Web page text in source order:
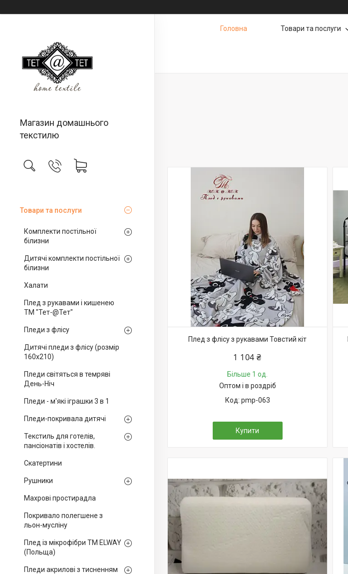
Магазин домашнього
текстилю
Товари та послуги
Комплекти постільної
білизни
Дитячі комплекти постільної
білизни
Халати
Плед з рукавами і кишенею
ТМ "Тет-@Тет"
Пледи з флісу
Дитячі пледи з флісу (розмір
160х210)
Пледи світяться в темряві
День-Ніч
Пледи - м'які іграшки 3 в 1
Пледи-покривала дитячі
Текстиль для готелів,
пансіонатів і хостелів.
Скатертини
Рушники
Махрові простирадла
Покривало полегшене з
льон-мусліну
Плед із мікрофібри ТМ ELWAY
(Польща)
Пледи акрилові з тисненням
Головна Товари та послуги
Плед з флісу з рукавами Товстий кіт
1 104 ₴
Більше 1 од.
Оптом і в роздріб
pmp-063
Купити